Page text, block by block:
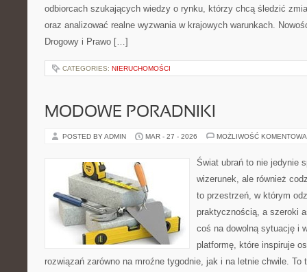
odbiorcach szukających wiedzy o rynku, którzy chcą śledzić
oraz analizować realne wyzwania w krajowych warunkach.
Drogowy i Prawo […]
CATEGORIES: NIERUCHOMOŚCI
MODOWE PORADNIKI
POSTED BY ADMIN MAR - 27 - 2026 MOŻLIWOŚĆ
Świat ubrań to nie jedynie
wizerunek, ale również
to przestrzeń, w którym
praktycznością, a szeroki
coś na dowolną sytuację i
platformę, które inspiruje
rozwiązań zarówno na mroźne tygodnie, jak i na letnie chwile. To